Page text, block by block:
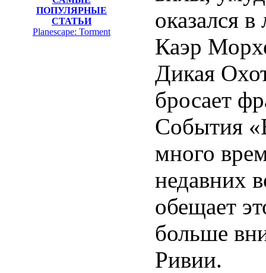
ПОПУЛЯРНЫЕ
СТАТЬИ
Planescape: Torment
оказался
Каэр
Дикая
бросает
События
много
недавних
обещает
больше
Ривии.